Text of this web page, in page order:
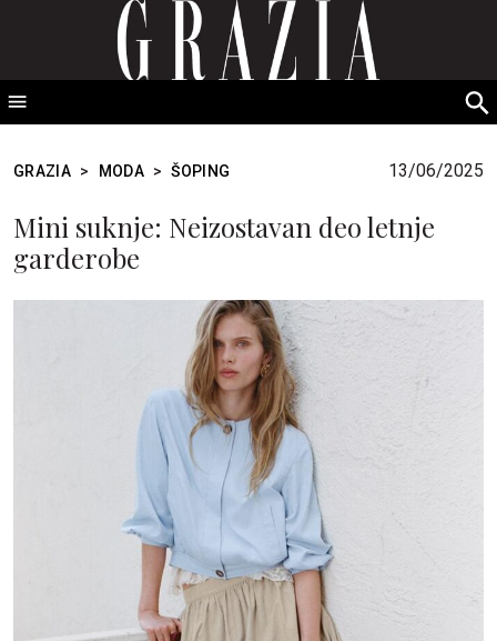
GRAZIA Srbija
GRAZIA > MODA > ŠOPING 13/06/2025
Mini suknje: Neizostavan deo letnje
garderobe